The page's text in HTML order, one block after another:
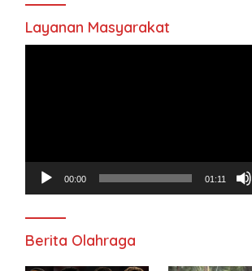
Layanan Masyarakat
00:00 01:11
Berita Olahraga